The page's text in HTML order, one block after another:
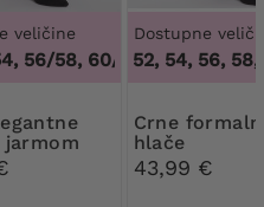
46, 48, 50, 52, 54, 56, 58,
veličine
56/58, 60/62,48/50, 52/
jarmom
Dostupne
50, 52, 54, 56, 58,
Crne formalne
hlače
43,99 €